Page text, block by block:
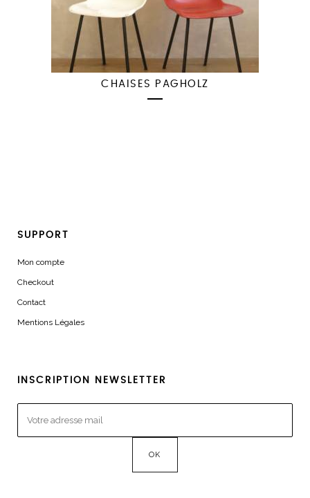
CHAISES PAGHOLZ
SUPPORT
Mon compte
Checkout
Contact
Mentions Légales
INSCRIPTION NEWSLETTER